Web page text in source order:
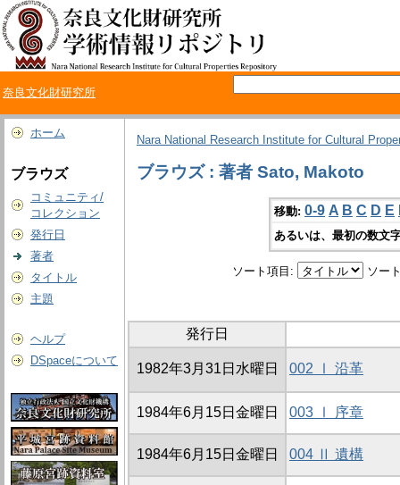
奈良文化財研究所
ホーム
ブラウズ
コミュニティ/
コレクション
発行日
著者
タイトル
主題
ヘルプ
DSpaceについて
Nara National Research Institute for Cultural
ブラウズ : 著者 Sato, Makoto
移動: 0-9 A B C D E
あるいは、最初の数文
ソート項目: ソー
発行日
1982年3月31日水曜日 002 Ⅰ 沿革
1984年6月15日金曜日 003 Ⅰ 序章
1984年6月15日金曜日 004 Ⅱ 遺構